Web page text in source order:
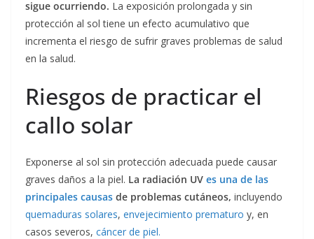
sigue ocurriendo. La exposición prolongada y sin
protección al sol tiene un efecto acumulativo que
incrementa el riesgo de sufrir graves problemas de salud
en la salud.
Riesgos de practicar el
callo solar
Exponerse al sol sin protección adecuada puede causar
graves daños a la piel. La radiación UV es una de las
principales causas de problemas cutáneos, incluyendo
quemaduras solares, envejecimiento prematuro y, en
casos severos, cáncer de piel.